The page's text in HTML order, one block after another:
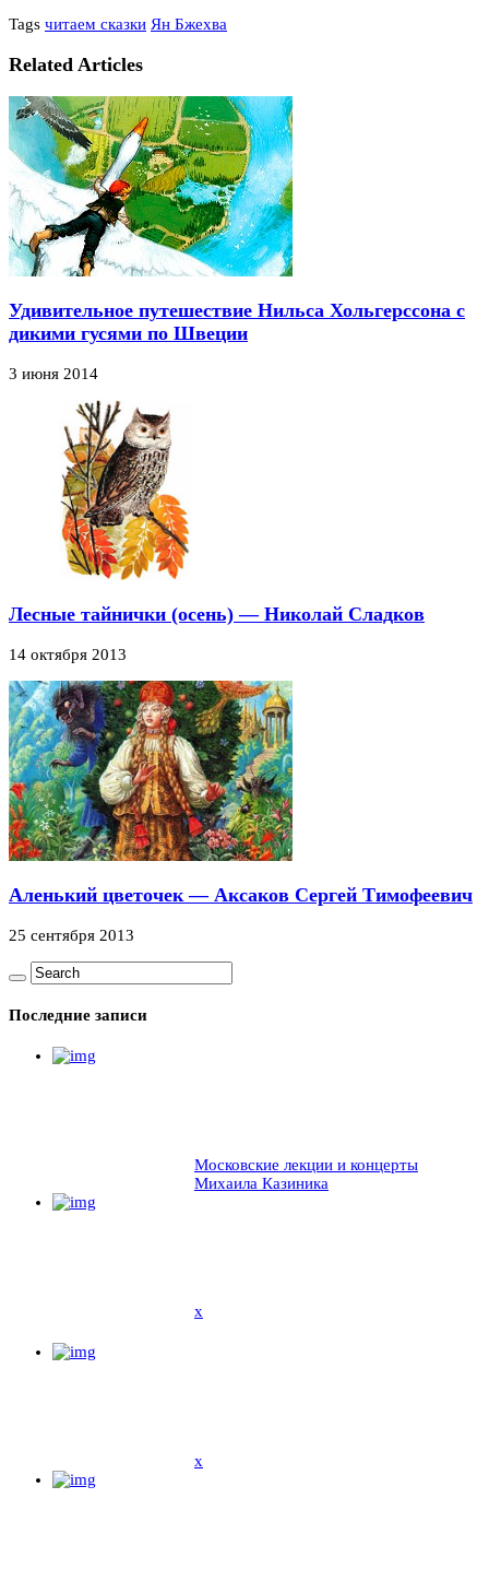
Tags читаем сказки Ян Бжехва
Related Articles
Удивительное путешествие Нильса Хольгерссона с
дикими гусями по Швеции
3 июня 2014
Лесные тайнички (осень) — Николай Сладков
14 октября 2013
Аленький цветочек — Аксаков Сергей Тимофеевич
25 сентября 2013
Последние записи
Московские лекции и концерты
Михаила Казиника
x
x